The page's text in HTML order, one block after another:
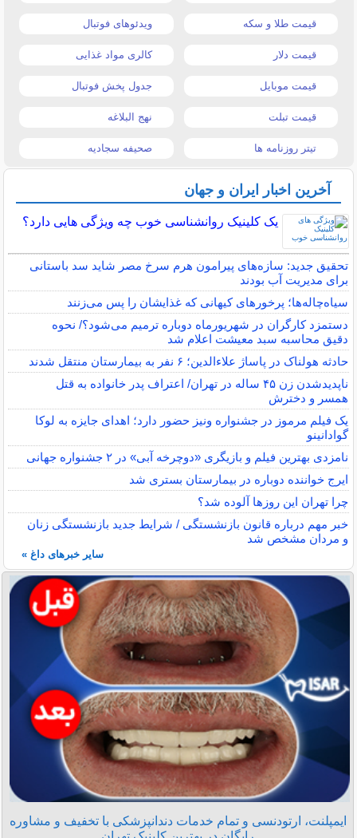
قیمت طلا و سکه ویدئوهای فوتبال
قیمت دلار کالری مواد غذایی
قیمت موبایل جدول پخش فوتبال
قیمت تبلت نهج البلاغه
تیتر روزنامه ها صحیفه سجادیه
آخرین اخبار ایران و جهان
یک کلینیک روانشناسی خوب چه ویژگی هایی دارد؟
تحقیق جدید: سازه‌های پیرامون هرم سرخ مصر شاید سد باستانی
برای مدیریت آب بودند
سیاه‌چاله‌ها؛ پرخورهای کیهانی که غذایشان را پس می‌زنند
دستمزد کارگران در شهریورماه دوباره ترمیم می‌شود؟/ نحوه
دقیق محاسبه سبد معیشت اعلام شد
حادثه هولناک در پاساژ علاءالدین؛ ۶ نفر به بیمارستان منتقل شدند
ناپدیدشدن زن ۴۵ ساله در تهران/ اعتراف پدر خانواده به قتل
همسر و دخترش
یک فیلم مرموز در جشنواره ونیز حضور دارد؛ اهدای جایزه به لوکا
گوادانینو
نامزدی بهترین فیلم و بازیگری «دوچرخه آبی» در ۲ جشنواره جهانی
ایرج خواننده دوباره در بیمارستان بستری شد
چرا تهران این روزها آلوده شد؟
خبر مهم درباره قانون بازنشستگی / شرایط جدید بازنشستگی زنان
و مردان مشخص شد
سایر خبرهای داغ »
ایمپلنت، ارتودنسی و تمام خدمات دندانپزشکی با تخفیف و مشاوره